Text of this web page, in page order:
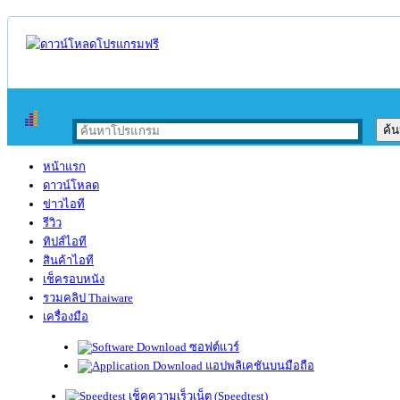
หน้าแรก
ดาวน์โหลด
ข่าวไอที
รีวิว
ทิปส์ไอที
สินค้าไอที
เช็ครอบหนัง
รวมคลิป Thaiware
เครื่องมือ
ซอฟต์แวร์
แอปพลิเคชันบนมือถือ
เช็คความเร็วเน็ต (Speedtest)